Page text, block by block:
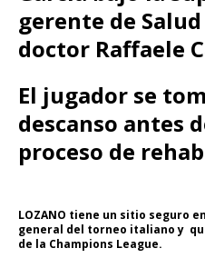
gerente de
doctor Raffaele
El jugador se
descanso antes
proceso de
LOZANO tiene un sitio seguro
general del torneo italiano y
de la Champions League.